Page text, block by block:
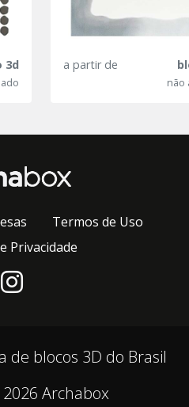
3d a partir de
não
Termos de Uso
Privacidade
blocos 3D do Brasil
Archabox